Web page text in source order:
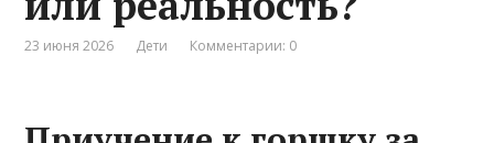
23 июня 2026 Дети Комментарии: 0